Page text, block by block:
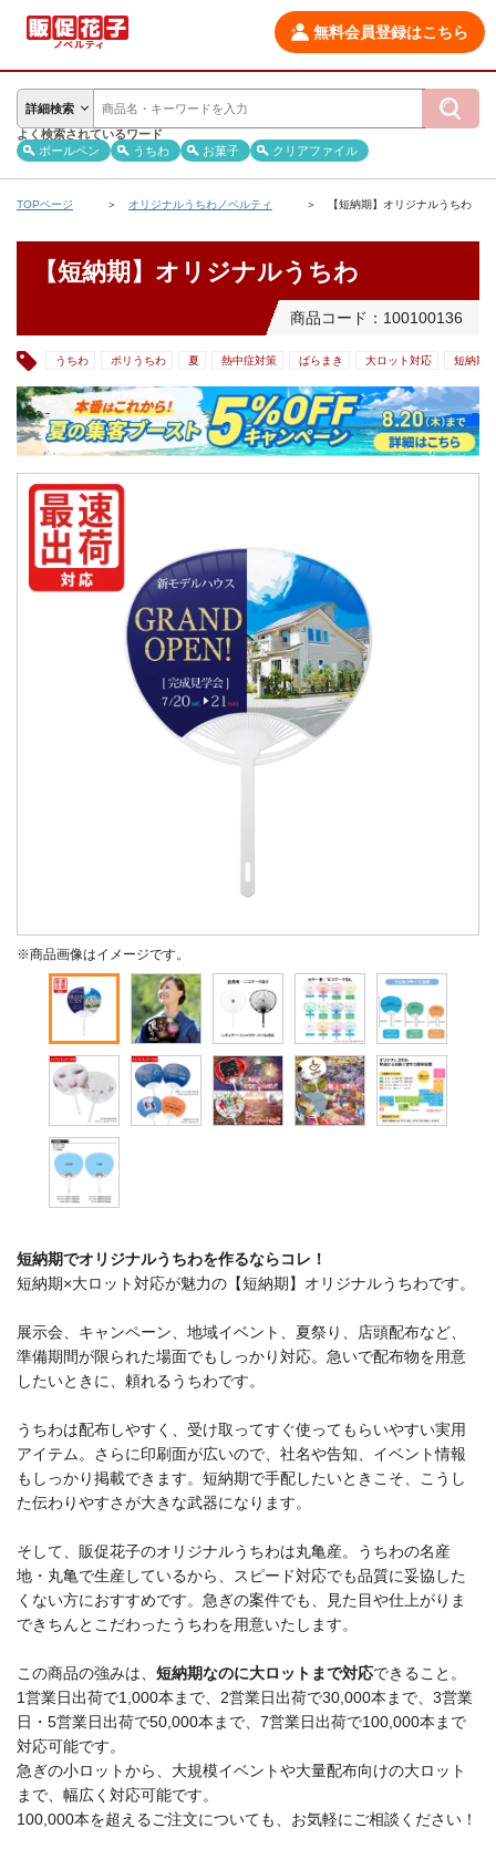
無料会員登録はこちら
詳細検索
よく検索されているワード
ボールペン
うちわ お菓子 クリアファイル
TOPページ オリジナルうちわノベルティ 【短納期】オリジナルうちわ
【短納期】オリジナルうちわ
商品コード：100100136
うちわ ポリうちわ 夏 熱中症対策 ばらまき 大ロット対応 短納期
※商品画像はイメージです。
短納期でオリジナルうちわを作るならコレ！
短納期×大ロット対応が魅力の【短納期】オリジナルうちわです。
展示会、キャンペーン、地域イベント、夏祭り、店頭配布など、
準備期間が限られた場面でもしっかり対応。急いで配布物を用意
したいときに、頼れるうちわです。
うちわは配布しやすく、受け取ってすぐ使ってもらいやすい実用
アイテム。さらに印刷面が広いので、社名や告知、イベント情報
もしっかり掲載できます。短納期で手配したいときこそ、こうし
た伝わりやすさが大きな武器になります。
そして、販促花子のオリジナルうちわは丸亀産。うちわの名産
地・丸亀で生産しているから、スピード対応でも品質に妥協した
くない方におすすめです。急ぎの案件でも、見た目や仕上がりま
できちんとこだわったうちわを用意いたします。
この商品の強みは、 短納期なのに大ロットまで対応できること。
1営業日出荷で1,000本まで、2営業日出荷で30,000本まで、3営業
日・5営業日出荷で50,000本まで、7営業日出荷で100,000本まで
対応可能です。
急ぎの小ロットから、大規模イベントや大量配布向けの大ロット
まで、幅広く対応可能です。
100,000本を超えるご注文についても、お気軽にご相談ください！